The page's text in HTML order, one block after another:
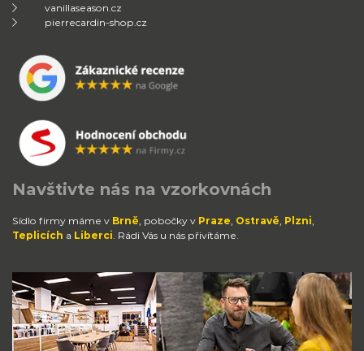
vanillaseason.cz
pierrecardin-shop.cz
Navštivte nás na vzorkovnách
Sídlo firmy máme v Brně , pobočky v Praze Ostravě Plzni
Teplicích a Liberci . Rádi Vás u nás přivítáme.